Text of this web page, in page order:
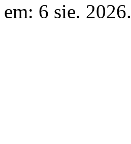
em: 6 sie. 2026.